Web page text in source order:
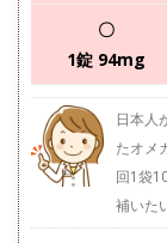
〇
1錠 94mg
日本人
たオメ
回1袋
補いた